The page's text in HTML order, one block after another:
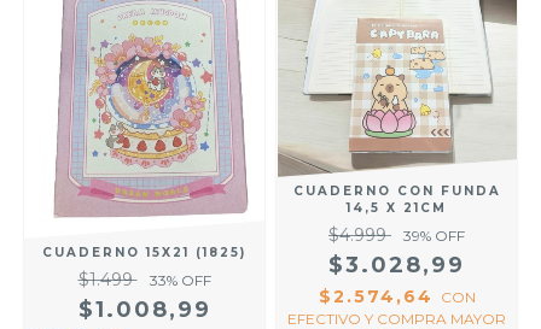
CUADERNO 15X21 (1825)
$1.499 33% OFF
$1.008,99
CUADERNO CON FUNDA
14,5 X 21CM
$4.999 39% OFF
$3.028,99
$2.574,64
CON
EFECTIVO Y COMPRA MAYOR